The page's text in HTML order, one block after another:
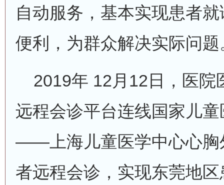
自动服务，基本实现患者
便利，为群众解决实际问题
2019年 12月12日，医院
远程会诊平台连线国家儿
——上海儿童医学中心心胸
者远程会诊，实现东莞地